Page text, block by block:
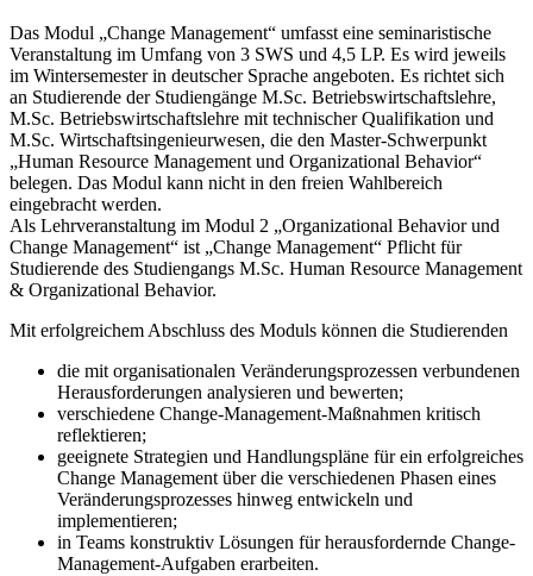
Das Modul „Change Management“ umfasst eine seminaristische
Veranstaltung im Umfang von 3 SWS und 4,5 LP. Es wird jeweils
im Wintersemester in deutscher Sprache angeboten. Es richtet sich
an Studierende der Studiengänge M.Sc. Betriebswirtschaftslehre,
M.Sc. Betriebswirtschaftslehre mit technischer Qualifikation und
M.Sc. Wirtschaftsingenieurwesen, die den Master-Schwerpunkt
„Human Resource Management und Organizational Behavior“
belegen. Das Modul kann nicht in den freien Wahlbereich
eingebracht werden.
Als Lehrveranstaltung im Modul 2 „Organizational Behavior und
Change Management“ ist „Change Management“ Pflicht für
Studierende des Studiengangs M.Sc. Human Resource Management
& Organizational Behavior.
Mit erfolgreichem Abschluss des Moduls können die Studierenden
die mit organisationalen Veränderungsprozessen verbundenen
Herausforderungen analysieren und bewerten;
verschiedene Change-Management-Maßnahmen kritisch
reflektieren;
geeignete Strategien und Handlungspläne für ein erfolgreiches
Change Management über die verschiedenen Phasen eines
Veränderungsprozesses hinweg entwickeln und
implementieren;
in Teams konstruktiv Lösungen für herausfordernde Change-
Management-Aufgaben erarbeiten.